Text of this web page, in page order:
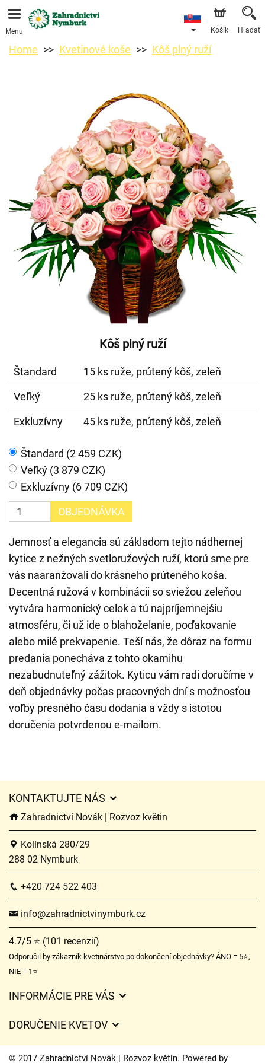
Objednávky prijímame prostredníctvom nášho e-shopu.
Najskorší možný termín doručenia je od 11.8.2026 z
Menu Košík Hľadať
Home Kvetinové koše Kôš plný ruží
Kôš plný ruží
Štandard
15 ks ruže, prútený kôš, zeleň
Veľký
25 ks ruže, prútený kôš, zeleň
Exkluzívny
45 ks ruže, prútený kôš, zeleň
Štandard (2 459 CZK)
Veľký (3 879 CZK)
Exkluzívny (6 709 CZK)
OBJEDNÁVKA
Jemnosť a elegancia sú základom tejto nádhernej
kytice z nežných svetloružových ruží, ktorú sme pre
vás naaranžovali do krásneho prúteného koša.
Decentná ružová v kombinácii so sviežou zeleňou
vytvára harmonický celok a tú najpríjemnejšiu
atmosféru, či už ide o blahoželanie, poďakovanie
alebo milé prekvapenie. Teší nás, že dôraz na formu
predania ponecháva z tohto okamihu
nezabudnuteľný zážitok. Kyticu vám radi doručíme v
deň objednávky počas pracovných dní s možnosťou
voľby presného času dodania a vždy s istotou
doručenia potvrdenou e-mailom.
KONTAKTUJTE NÁS
Zahradnictví Novák | Rozvoz květin
Kolínská 280/29
288 02 Nymburk
+420 724 522 403
info@zahradnictvinymburk.cz
4.7/5 ⭐ (101 recenzií)
Odporučil by zákazník kvetinárstvo po dokončení objednávky? ÁNO = 5⭐,
NIE = 1⭐
INFORMÁCIE PRE VÁS
Časy doručenia kvetov – prehľad možností
DORUČENIE KVETOV
Poplatky za doručenie
© 2017 Zahradnictví Novák | Rozvoz květin. Powered by